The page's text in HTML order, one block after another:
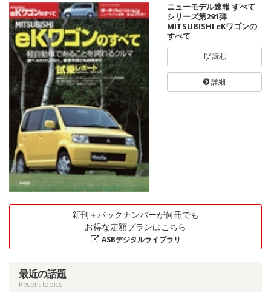
ニューモデル速報 すべて
シリーズ第291弾
MITSUBISHI eKワゴンの
すべて
読む
詳細
新刊＋バックナンバーが何冊でも
お得な定額プランはこちら
ASBデジタルライブラリ
最近の話題
Recent topics